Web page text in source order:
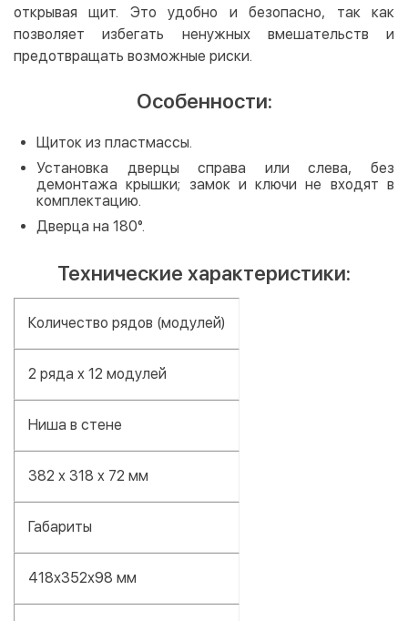
открывая щит. Это удобно и безопасно, так как
позволяет избегать ненужных вмешательств и
предотвращать возможные риски.
Особенности:
Щиток из пластмассы.
Установка дверцы справа или слева, без
демонтажа крышки; замок и ключи не входят в
комплектацию.
Дверца на 180°.
Технические характеристики:
Количество рядов (модулей)
2 ряда x 12 модулей
Ниша в стене
382 x 318 x 72 мм
Габариты
418х352х98 мм